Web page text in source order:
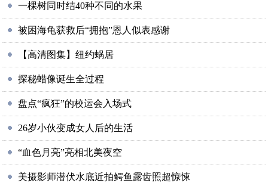
一棵树同时结40种不同的水果
被困海龟获救后“拥抱”恩人似表感谢
【高清图集】纽约蜗居
探秘蜡像诞生全过程
盘点“疯狂”的校运会入场式
26岁小伙变成女人后的生活
“血色月亮”亮相北美夜空
美摄影师潜伏水底近拍鳄鱼露齿照超惊悚